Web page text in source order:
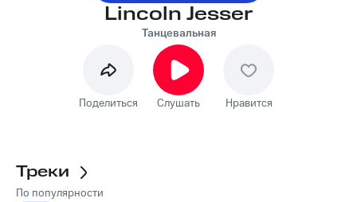
Lincoln Jesser
Танцевальная
Поделиться Слушать Нравится
Треки
По популярности